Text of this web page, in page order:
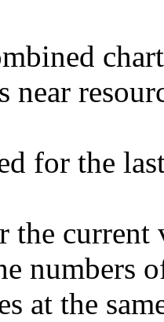
near
for the
the
numbers
at the